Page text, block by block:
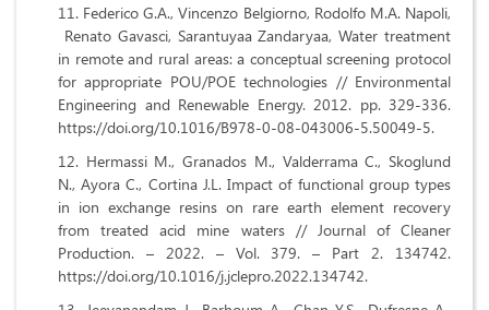
Federico G.A., Vincenzo Belgiorno, Rodolfo M.A. Napoli,
Renato Gavasci, Sarantuyaa Zandaryaa, Water treatment
in remote and rural areas: a conceptual screening protocol
for appropriate POU/POE technologies // Environmental
Engineering and Renewable Energy. 2012. pp. 329-336.
https://doi.org/10.1016/B978-0-08-043006-5.50049-5.
Hermassi M., Granados M., Valderrama C., Skoglund
N., Ayora C., Cortina J.L. Impact of functional group types
in ion exchange resins on rare earth element recovery
from treated acid mine waters // Journal of Cleaner
Production. – 2022. – Vol. 379. – Part 2. 134742.
https://doi.org/10.1016/j.jclepro.2022.134742.